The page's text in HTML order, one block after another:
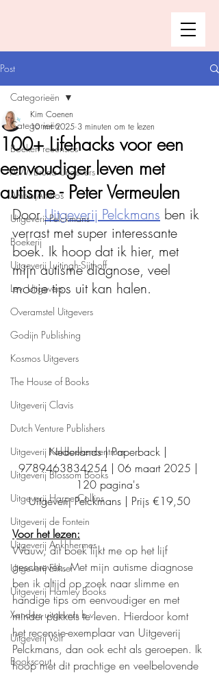
Post
Categorieën
Boeken recensies
A.W. Bruna Uitgevers
Ambo|Anthos
Uitgeverij Pelckmans
Boekerij
Uitgeverij Luitingh-Sijthoff
Lev. Uitgevers
Overamstel Uitgevers
Godijn Publishing
Kosmos Uitgevers
The House of Books
Uitgeverij Clavis
Dutch Venture Publishers
Uitgeverij Kokboekencentrum
Uitgeverij Blossom Books
Uitgeverij HarperCollins
Uitgeverij de Fontein
Uitgeverij Ankhhermes
Uitgeverij Elikser
Uitgeverij Hamley Books
Xanders uitgevers b.v.
Uitgeverij Volt
Bookscout
Categorieën
100+ Lifehacks voor een
eenvoudiger leven met
autisme - Peter Vermeulen
Kim Coenen
10 mrt 2025 3 minuten om te lezen
Door Uitgeverij Pelckmans ben ik
verrast met super interessante
boek. Ik hoop dat ik hier, met
mijn autisme diagnose, veel
mooie tips uit kan halen.
Nederlands | Paperback |
9789463834254 | 06 maart 2025 |
120 pagina's
Uitgeverij Pelckmans | Prijs €19,50
Voor het lezen:
Wauw, dit boek lijkt me op het lijf
geschreven. Met mijn autisme diagnose
ben ik altijd op zoek naar slimme en
handige tips om eenvoudiger en met
minder prikkels te leven. Hierdoor komt
het recensie-exemplaar van Uitgeverij
Pelckmans, dan ook echt als geroepen. Ik
hoop met dit prachtige en veelbelovende